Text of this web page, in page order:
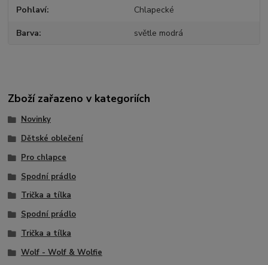
Pohlaví Chlapecké
Barva světle modrá
Zboží zařazeno v kategoriích
Novinky
Dětské oblečení
Pro chlapce
Spodní prádlo
Trička a tílka
Spodní prádlo
Trička a tílka
Wolf - Wolf & Wolfie